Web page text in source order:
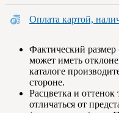
Оплата картой,
Фактический размер
может иметь
каталоге
стороне.
Расцветка и
отличаться от